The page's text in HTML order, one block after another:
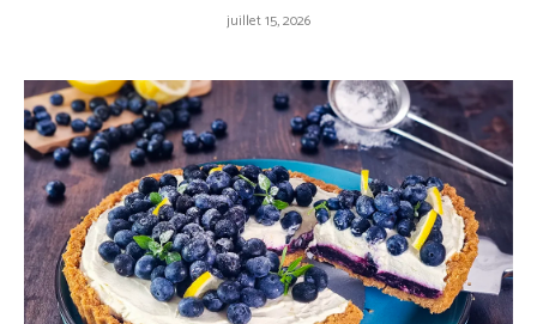
juillet 15, 2026